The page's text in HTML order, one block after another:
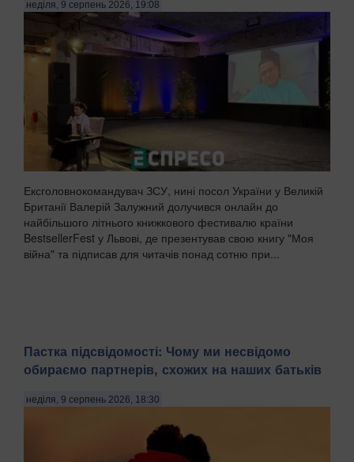
неділя, 9 серпень 2026, 19:08
Ексголовнокомандувач ЗСУ, нині посол України у Великій
Британії Валерій Залужний долучився онлайн до
найбільшого літнього книжкового фестивалю країни
BestsellerFest у Львові, де презентував свою книгу "Моя
війна" та підписав для читачів понад сотню при...
Пастка підсвідомості: Чому ми несвідомо
обираємо партнерів, схожих на наших батьків
неділя, 9 серпень 2026, 18:30